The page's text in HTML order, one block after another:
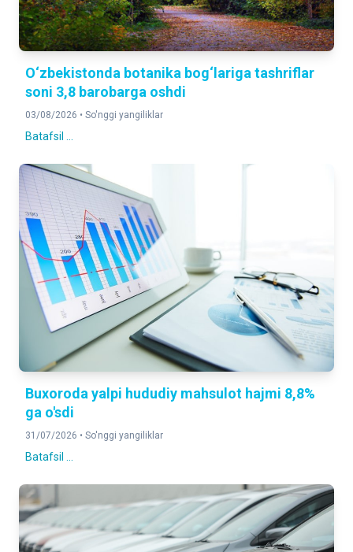
O‘zbekistonda botanika bog‘lariga tashriflar
soni 3,8 barobarga oshdi
03/08/2026 • So'nggi yangiliklar
Batafsil ...
Buxoroda yalpi hududiy mahsulot hajmi 8,8%
ga o'sdi
31/07/2026 • So'nggi yangiliklar
Batafsil ...